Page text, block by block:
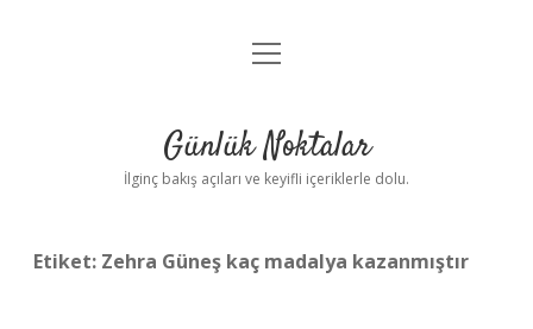
Anasayfa
Yasal Uyarı
menüyü
Günlük Noktalar
İlginç bakış açıları ve keyifli içeriklerle dolu.
Etiket: Zehra Güneş kaç madalya kazanmıştır